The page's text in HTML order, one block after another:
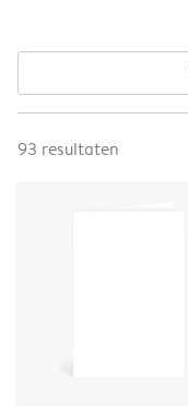
93 resultaten